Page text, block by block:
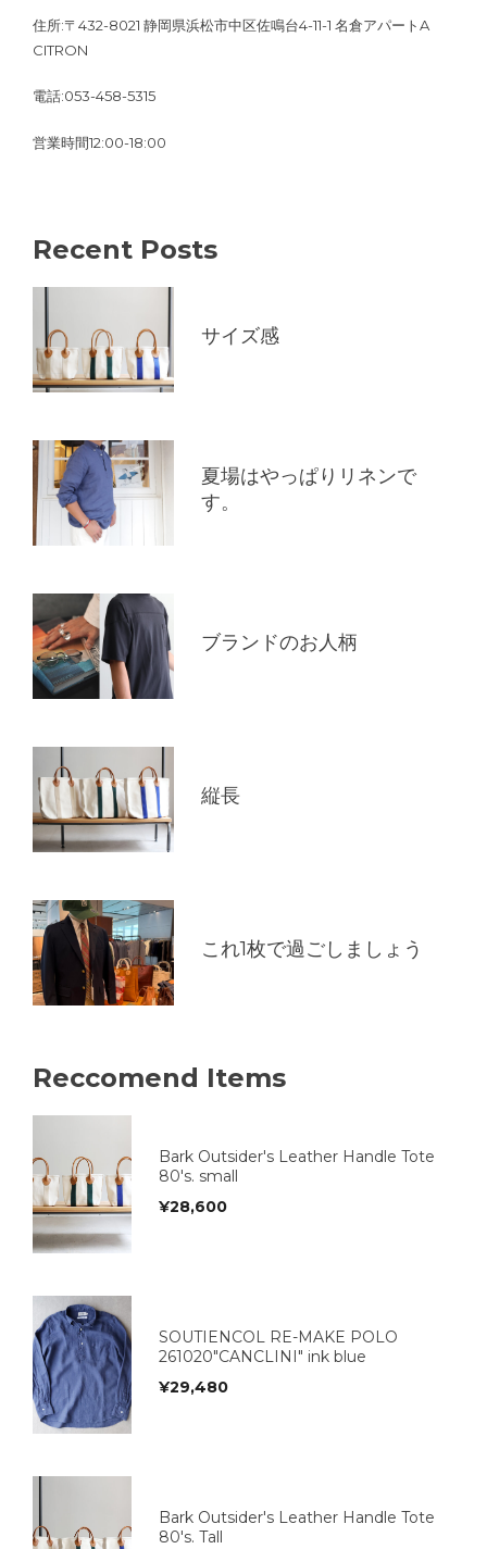
住所:〒432-8021 静岡県浜松市中区佐鳴台4-11-1 名倉アパートA
CITRON
電話:053-458-5315
営業時間12:00-18:00
Recent Posts
サイズ感
夏場はやっぱりリネンで
す。
ブランドのお人柄
縦長
これ1枚で過ごしましょう
Reccomend Items
Bark Outsider's Leather Handle Tote
80's. small
¥28,600
SOUTIENCOL RE-MAKE POLO
261020"CANCLINI" ink blue
¥29,480
Bark Outsider's Leather Handle Tote
80's. Tall